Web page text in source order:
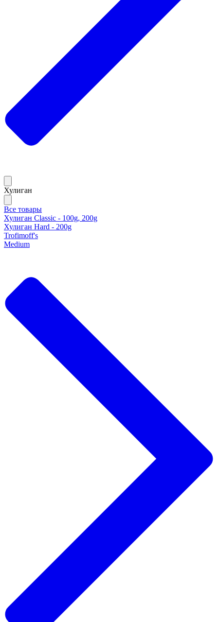
Хулиган
Все товары
Хулиган Classic - 100g, 200g
Хулиган Hard - 200g
Trofimoff's
Medium